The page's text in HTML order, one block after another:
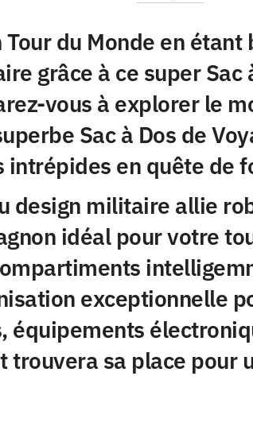
Tour du Monde en
grâce à ce super Sac
vous à explorer le
Sac à Dos de
intrépides en quête de
design militaire allie
idéal pour votre
exceptionnelle
équipements
trouvera sa place pour